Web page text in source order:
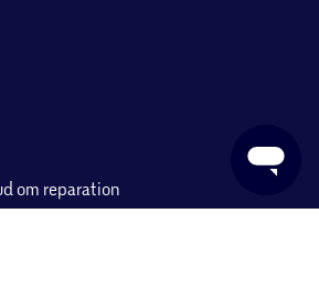
om reparation